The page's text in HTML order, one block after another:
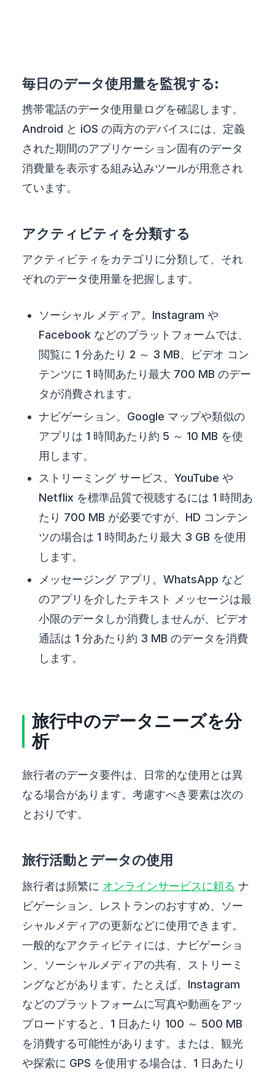
毎日のデータ使用量を監視する:
携帯電話のデータ使用量ログを確認します。
Android と iOS の両方のデバイスには、定義
された期間のアプリケーション固有のデータ
消費量を表示する組み込みツールが用意され
ています。
アクティビティを分類する
アクティビティをカテゴリに分類して、それ
ぞれのデータ使用量を把握します。
ソーシャル メディア。Instagram や
Facebook などのプラットフォームでは、
閲覧に 1 分あたり 2 ～ 3 MB、ビデオ コン
テンツに 1 時間あたり最大 700 MB のデー
タが消費されます。
ナビゲーション。Google マップや類似の
アプリは 1 時間あたり約 5 ～ 10 MB を使
用します。
ストリーミング サービス。YouTube や
Netflix を標準品質で視聴するには 1 時間あ
たり 700 MB が必要ですが、HD コンテン
ツの場合は 1 時間あたり最大 3 GB を使用
します。
メッセージング アプリ。WhatsApp など
のアプリを介したテキスト メッセージは最
小限のデータしか消費しませんが、ビデオ
通話は 1 分あたり約 3 MB のデータを消費
します。
旅行中のデータニーズを分
析
旅行者のデータ要件は、日常的な使用とは異
なる場合があります。考慮すべき要素は次の
とおりです。
旅行活動とデータの使用
旅行者は頻繁に オンラインサービスに頼る ナ
ビゲーション、レストランのおすすめ、ソー
シャルメディアの更新などに使用できます。
一般的なアクティビティには、ナビゲーショ
ン、ソーシャルメディアの共有、ストリーミ
ングなどがあります。たとえば、Instagram
などのプラットフォームに写真や動画をアッ
プロードすると、1 日あたり 100 ～ 500 MB
を消費する可能性があります。または、観光
や探索に GPS を使用する場合は、1 日あたり